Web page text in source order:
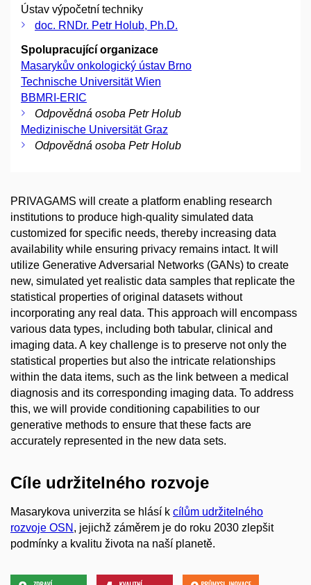
Ústav výpočetní techniky
doc. RNDr. Petr Holub, Ph.D.
Spolupracující organizace
Masarykův onkologický ústav Brno
Technische Universität Wien
BBMRI-ERIC
Odpovědná osoba Petr Holub
Medizinische Universität Graz
Odpovědná osoba Petr Holub
PRIVAGAMS will create a platform enabling research
institutions to produce high-quality simulated data
customized for specific needs, thereby increasing data
availability while ensuring privacy remains intact. It will
utilize Generative Adversarial Networks (GANs) to create
new, simulated yet realistic data samples that replicate the
statistical properties of original datasets without
incorporating any real data. This approach will encompass
various data types, including both tabular, clinical and
imaging data. A key challenge is to preserve not only the
statistical properties but also the intricate relationships
within the data items, such as the link between a medical
diagnosis and its corresponding imaging data. To address
this, we will provide conditioning capabilities to our
generative methods to ensure that these facts are
accurately represented in the new data sets.
Cíle udržitelného rozvoje
Masarykova univerzita se hlásí k cílům udržitelného
rozvoje OSN , jejichž záměrem je do roku 2030 zlepšit
podmínky a kvalitu života na naší planetě.